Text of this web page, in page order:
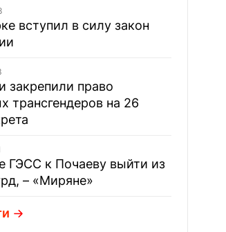
вступил в силу закон
закрепили право
трансгендеров на 26
ГЭСС к Почаеву выйти из
– «Миряне»